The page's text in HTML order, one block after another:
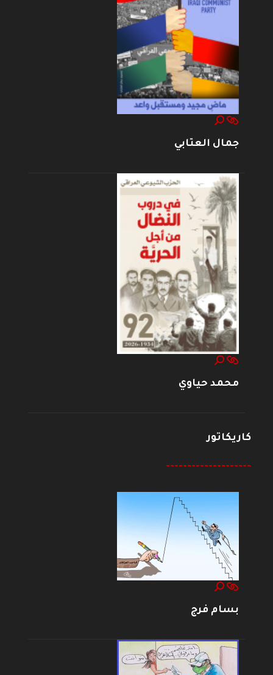
جمال العتابي
محمد حياوي
كاريكاتور
--------------------
بسام فرج